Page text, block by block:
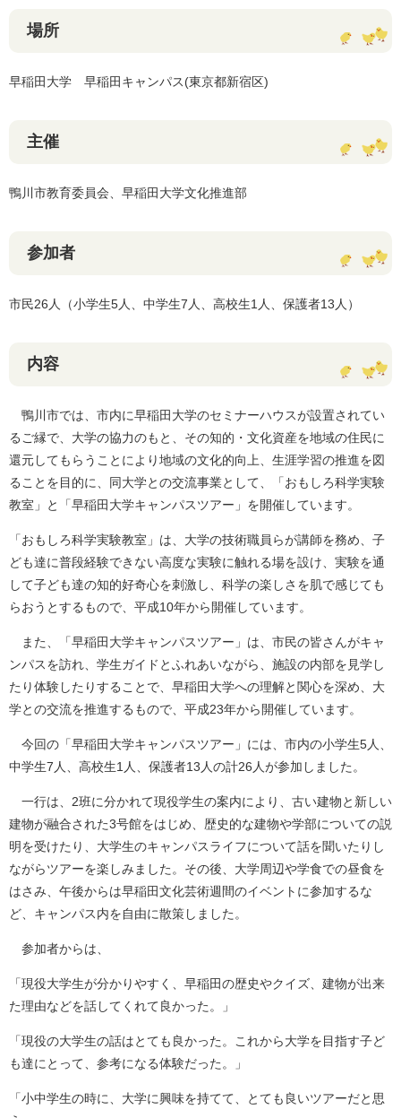
場所
早稲田大学 早稲田キャンパス(東京都新宿区)
主催
鴨川市教育委員会、早稲田大学文化推進部
参加者
市民26人（小学生5人、中学生7人、高校生1人、保護者13人）
内容
鴨川市では、市内に早稲田大学のセミナーハウスが設置されてい
るご縁で、大学の協力のもと、その知的・文化資産を地域の住民に
還元してもらうことにより地域の文化的向上、生涯学習の推進を図
ることを目的に、同大学との交流事業として、「おもしろ科学実験
教室」と「早稲田大学キャンパスツアー」を開催しています。
「おもしろ科学実験教室」は、大学の技術職員らが講師を務め、子
ども達に普段経験できない高度な実験に触れる場を設け、実験を通
して子ども達の知的好奇心を刺激し、科学の楽しさを肌で感じても
らおうとするもので、平成10年から開催しています。
また、「早稲田大学キャンパスツアー」は、市民の皆さんがキャ
ンパスを訪れ、学生ガイドとふれあいながら、施設の内部を見学し
たり体験したりすることで、早稲田大学への理解と関心を深め、大
学との交流を推進するもので、平成23年から開催しています。
今回の「早稲田大学キャンパスツアー」には、市内の小学生5人、
中学生7人、高校生1人、保護者13人の計26人が参加しました。
一行は、2班に分かれて現役学生の案内により、古い建物と新しい
建物が融合された3号館をはじめ、歴史的な建物や学部についての説
明を受けたり、大学生のキャンパスライフについて話を聞いたりし
ながらツアーを楽しみました。その後、大学周辺や学食での昼食を
はさみ、午後からは早稲田文化芸術週間のイベントに参加するな
ど、キャンパス内を自由に散策しました。
参加者からは、
「現役大学生が分かりやすく、早稲田の歴史やクイズ、建物が出来
た理由などを話してくれて良かった。」
「現役の大学生の話はとても良かった。これから大学を目指す子ど
も達にとって、参考になる体験だった。」
「小中学生の時に、大学に興味を持てて、とても良いツアーだと思